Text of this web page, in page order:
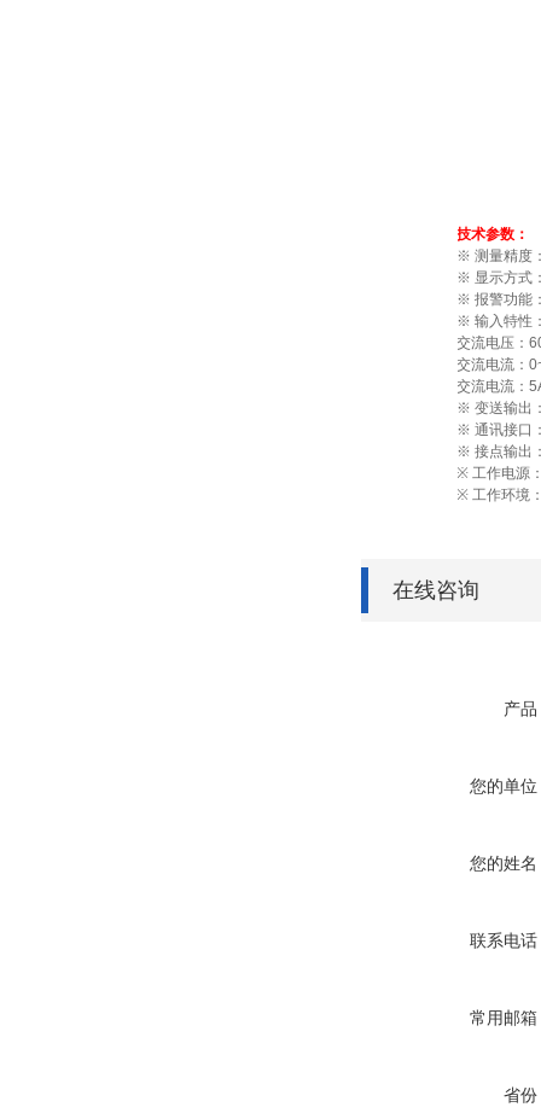
技术参数：
※ 测量精度
※ 显示方式
※ 报警功能
※ 输入特性
交流电压：
交流电流：0
交流电流：
※ 变送输出
※ 通讯接口
※ 接点输出
※ 工作电源
※ 工作环境
在线咨询
产品
您的单位
您的姓名
联系电话
常用邮箱
省份